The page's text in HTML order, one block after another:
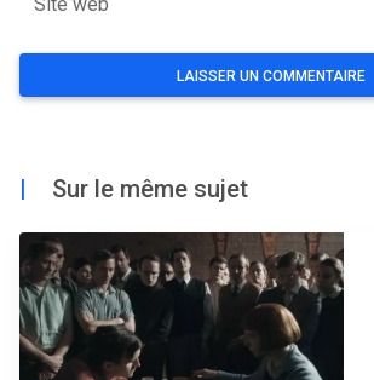
Sur le même sujet